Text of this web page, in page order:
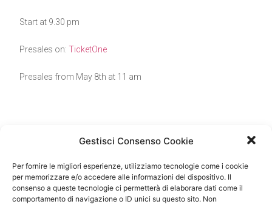
Gestisci Consenso Cookie
Per fornire le migliori esperienze, utilizziamo tecnologie come i cookie
per memorizzare e/o accedere alle informazioni del dispositivo. Il
consenso a queste tecnologie ci permetterà di elaborare dati come il
comportamento di navigazione o ID unici su questo sito. Non
Start at 9.30 pm
Presales on:TicketOne
Presales from May 8th at 11 am
16 Aug 2019
Expired!